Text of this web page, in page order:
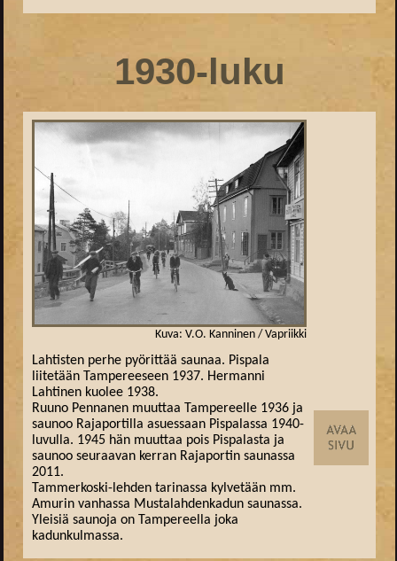
1930-luku
Kuva: V.O. Kanninen / Vapriikki
Lahtisten perhe pyörittää saunaa. Pispala
liitetään Tampereeseen 1937. Hermanni
Lahtinen kuolee 1938.
Ruuno Pennanen muuttaa Tampereelle 1936 ja
saunoo Rajaportilla asuessaan Pispalassa 1940-
luvulla. 1945 hän muuttaa pois Pispalasta ja
saunoo seuraavan kerran Rajaportin saunassa
2011.
Tammerkoski-lehden tarinassa kylvetään mm.
Amurin vanhassa Mustalahdenkadun saunassa.
Yleisiä saunoja on Tampereella joka
kadunkulmassa.